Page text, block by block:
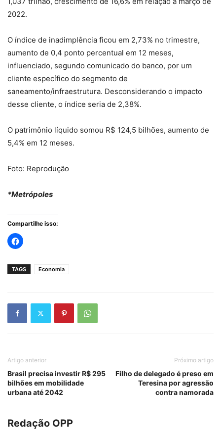
2022.
O índice de inadimplência ficou em 2,73% no trimestre,
aumento de 0,4 ponto percentual em 12 meses,
influenciado, segundo comunicado do banco, por um
cliente específico do segmento de
saneamento/infraestrutura. Desconsiderando o impacto
desse cliente, o índice seria de 2,38%.
O patrimônio líquido somou R$ 124,5 bilhões, aumento de
5,4% em 12 meses.
Foto: Reprodução
*Metrópoles
Compartilhe isso:
TAGS Economia
Artigo anterior
Brasil precisa investir R$ 295
bilhões em mobilidade
urbana até 2042
Próximo artigo
Filho de delegado é preso em
Teresina por agressão
contra namorada
Redação OPP